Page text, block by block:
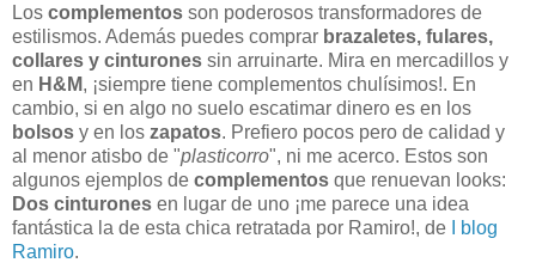
Los complementos son poderosos transformadores de
estilismos. Además puedes comprar brazaletes, fulares,
collares y cinturones sin arruinarte. Mira en mercadillos y
en H&M, ¡siempre tiene complementos chulísimos!. En
cambio, si en algo no suelo escatimar dinero es en los
bolsos y en los zapatos. Prefiero pocos pero de calidad y
al menor atisbo de "plasticorro", ni me acerco. Estos son
algunos ejemplos de complementos que renuevan looks:
Dos cinturones en lugar de uno ¡me parece una idea
fantástica la de esta chica retratada por Ramiro!, de
I blog
Ramiro.